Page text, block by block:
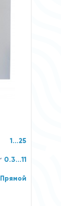
1…25
0.3...11
Прямой